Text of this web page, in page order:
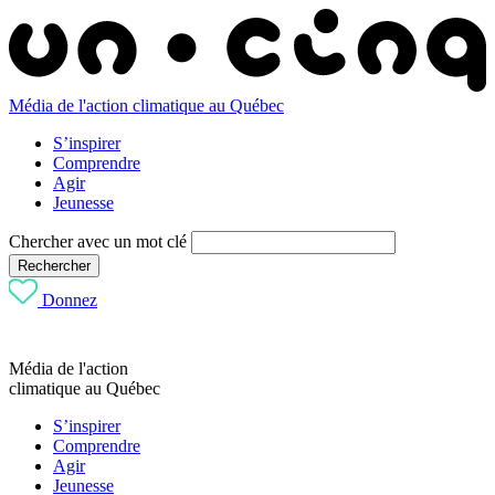
Média de l'action climatique au Québec
S’inspirer
Comprendre
Agir
Jeunesse
Chercher avec un mot clé
Rechercher
Donnez
Média de l'action
climatique au Québec
S’inspirer
Comprendre
Agir
Jeunesse